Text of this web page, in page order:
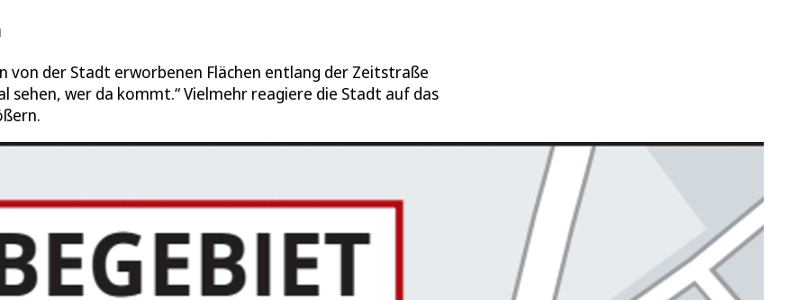
von der Stadt erworbenen Flächen entlang der Zeitstraße
wer da kommt.“ Vielmehr reagiere die Stadt auf das